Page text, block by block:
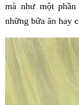
mà như một
những bữa ăn hay